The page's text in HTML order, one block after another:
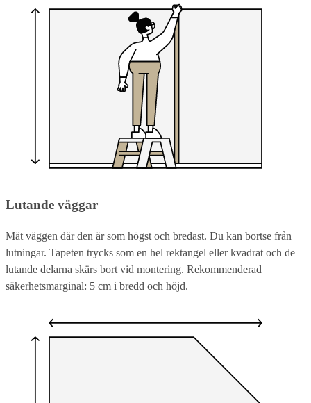
Lutande väggar
Mät väggen där den är som högst och bredast. Du kan bortse från
lutningar. Tapeten trycks som en hel rektangel eller kvadrat och de
lutande delarna skärs bort vid montering. Rekommenderad
säkerhetsmarginal: 5 cm i bredd och höjd.